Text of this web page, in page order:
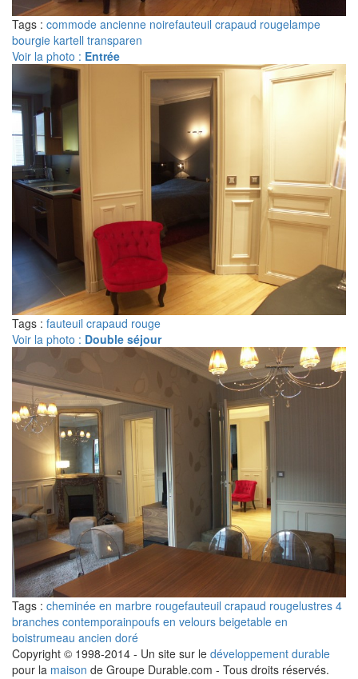
Tags : commode ancienne noirefauteuil crapaud rougelampe
bourgie kartell transparen
Voir la photo : Entrée
Tags : fauteuil crapaud rouge
Voir la photo : Double séjour
Tags : cheminée en marbre rougefauteuil crapaud rougelustres 4
branches contemporainpoufs en velours beigetable en
boistrumeau ancien doré
Copyright © 1998-2014 - Un site sur le développement durable
pour la maison de Groupe Durable.com - Tous droits réservés.